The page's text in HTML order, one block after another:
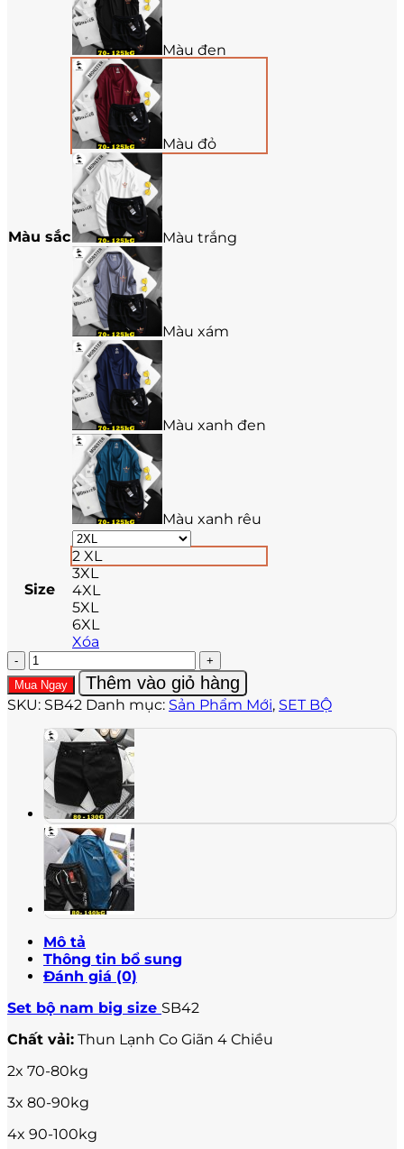
Màu sắc
Màu đen
Màu đỏ
Màu trắng
Màu xám
Màu xanh đen
Màu xanh rêu
Size
2 XL
3XL
4XL
5XL
6XL
Xóa
Set
bộ
nam
big
size SB42
lượng
Mua Ngay Thêm vào giỏ hàng
SKU: SB42 Danh mục: Sản Phẩm Mới, SET BỘ
Mô tả
Thông tin bổ sung
Đánh giá (0)
Set bộ nam big size SB42
Chất vải: Thun Lạnh Co Giãn 4 Chiều
2x 70-80kg
3x 80-90kg
4x 90-100kg